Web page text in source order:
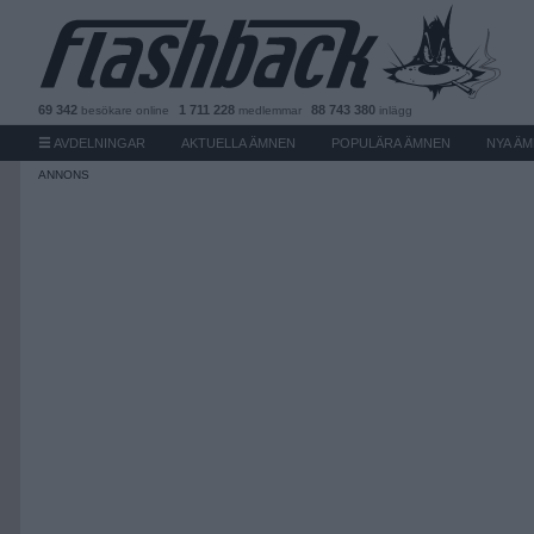
69 342 besökare online 1 711 228 medlemmar 88 743 380 inlägg
AVDELNINGAR AKTUELLA ÄMNEN POPULÄRA ÄMNEN NYA